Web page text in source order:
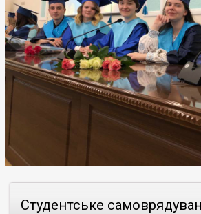
Студентське